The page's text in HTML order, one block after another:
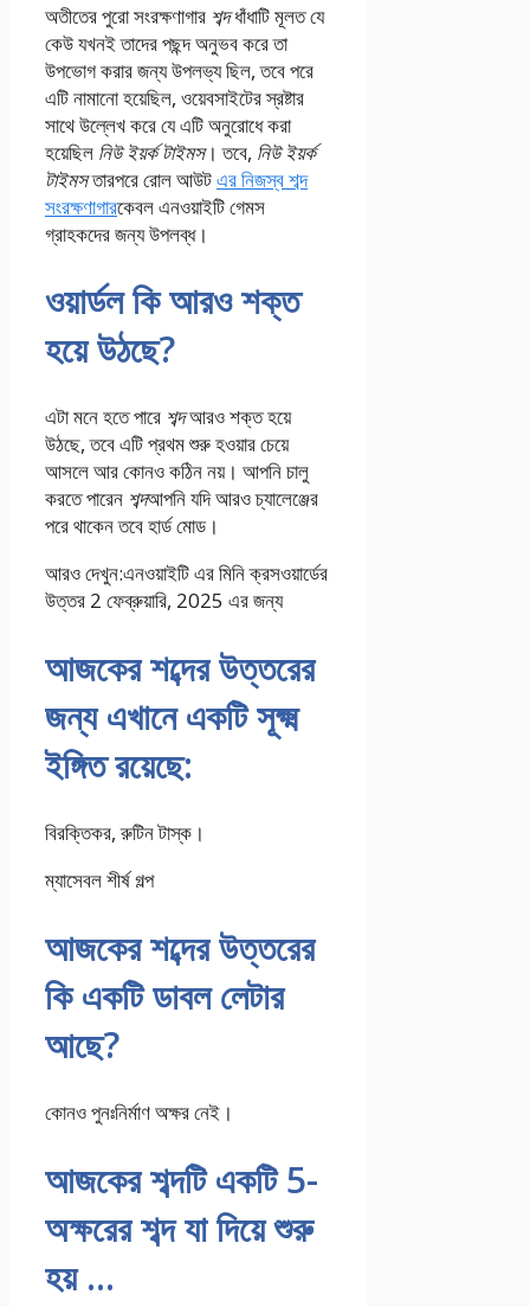
অতীতের পুরো সংরক্ষণাগার শব্দধাঁধাটি মূলত যে
কেউ যখনই তাদের পছন্দ অনুভব করে তা
উপভোগ করার জন্য উপলভ্য ছিল, তবে পরে
এটি নামানো হয়েছিল, ওয়েবসাইটের স্রষ্টার
সাথে উল্লেখ করে যে এটি অনুরোধে করা
হয়েছিল নিউ ইয়র্ক টাইমস। তবে, নিউ ইয়র্ক
টাইমসতারপরে রোল আউটএর নিজস্ব শব্দ
সংরক্ষণাগারকেবল এনওয়াইটি গেমস
গ্রাহকদের জন্য উপলব্ধ।
ওয়ার্ডল কি আরও শক্ত
হয়ে উঠছে?
এটা মনে হতে পারে শব্দআরও শক্ত হয়ে
উঠছে, তবে এটি প্রথম শুরু হওয়ার চেয়ে
আসলে আর কোনও কঠিন নয়। আপনি চালু
করতে পারেন শব্দআপনি যদি আরও চ্যালেঞ্জের
পরে থাকেন তবে হার্ড মোড।
আরও দেখুন:এনওয়াইটি এর মিনি ক্রসওয়ার্ডের
উত্তর 2 ফেব্রুয়ারি, 2025 এর জন্য
আজকের শব্দের উত্তরের
জন্য এখানে একটি সূক্ষ্ম
ইঙ্গিত রয়েছে:
বিরক্তিকর, রুটিন টাস্ক।
ম্যাসেবল শীর্ষ গল্প
আজকের শব্দের উত্তরের
কি একটি ডাবল লেটার
আছে?
কোনও পুনঃনির্মাণ অক্ষর নেই।
আজকের শব্দটি একটি 5-
অক্ষরের শব্দ যা দিয়ে শুরু
হয় …